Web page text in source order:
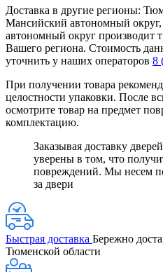
Доставка в другие регионы:
Мансийский автономный
автономный округ производит
Вашего региона. Стоимость
уточнить у наших операторов 8
При получении товара
целостности упаковки. После
осмотрите товар на предмет
комплектацию.
Заказывая доставку
уверены в том, что
повреждений. Мы несем
за двери
Быстрая доставка Бережно
Тюменской области